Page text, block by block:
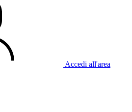
Accedi all'area